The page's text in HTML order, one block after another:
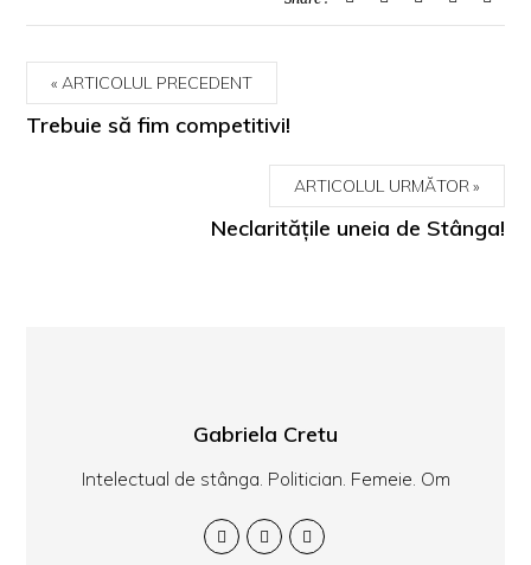
ARTICOLUL PRECEDENT
Trebuie să fim competitivi!
ARTICOLUL URMĂTOR
Neclaritățile uneia de Stânga!
Gabriela Cretu
Intelectual de stânga. Politician. Femeie. Om